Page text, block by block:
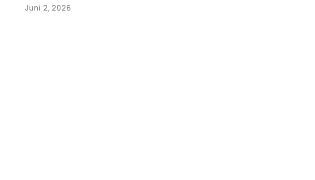
Juni 2, 2026